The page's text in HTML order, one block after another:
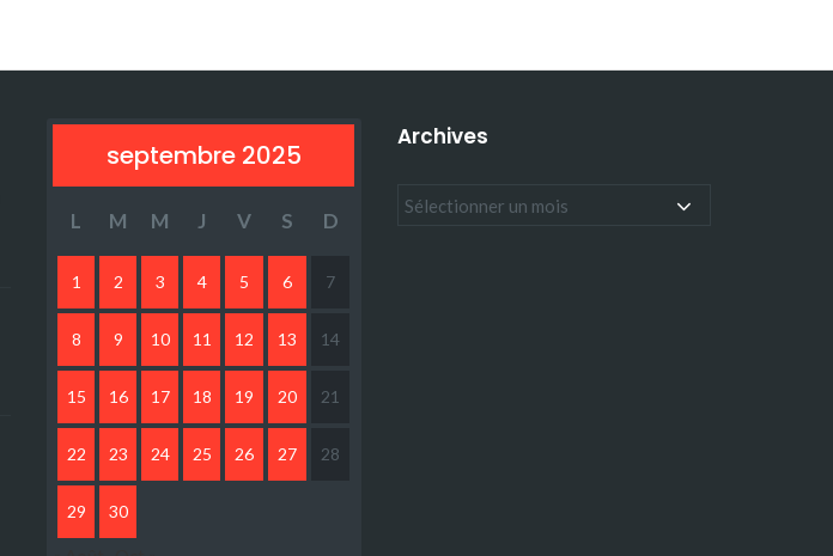
septembre 2025
L M M J V S D
1 2 3 4 5 6 7
8 9 10 11 12 13 14
15 16 17 18 19 20 21
22 23 24 25 26 27 28
29 30
Archives